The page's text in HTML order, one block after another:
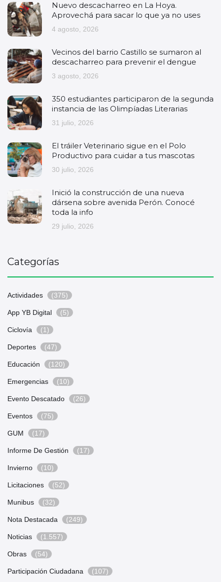
Nuevo descacharreo en La Hoya.
Aprovechá para sacar lo que ya no uses
4 agosto, 2026
Vecinos del barrio Castillo se sumaron al
descacharreo para prevenir el dengue
3 agosto, 2026
350 estudiantes participaron de la segunda
instancia de las Olimpíadas Literarias
31 julio, 2026
El tráiler Veterinario sigue en el Polo
Productivo para cuidar a tus mascotas
30 julio, 2026
Inició la construcción de una nueva
dársena sobre avenida Perón. Conocé
toda la info
29 julio, 2026
Categorías
Actividades (375)
App YB Digital (5)
Ciclovía (1)
Deportes (47)
Educación (120)
Emergencias (10)
Evento Descatado (26)
Eventos (75)
GUM (17)
Informe De Gestión (17)
Invierno (10)
Licitaciones (52)
Munibus (32)
Nota Destacada (249)
Noticias (1.557)
Obras (54)
Participación Ciudadana (107)